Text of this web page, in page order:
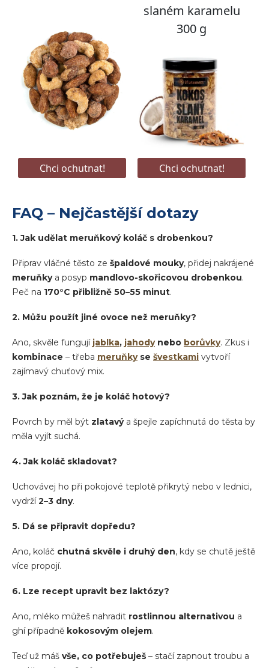
FAQ – Nejčastější dotazy
1. Jak udělat meruňkový koláč s drobenkou?
Připrav vláčné těsto ze špaldové mouky, přidej nakrájené
meruňkya posyp mandlovo-skořicovou drobenkou.
Peč na 170°C přibližně 50–55 minut.
2. Můžu použít jiné ovoce než meruňky?
Ano, skvěle fungují jablka, jahody nebo borůvky. Zkus i
kombinace – třeba meruňky se švestkami vytvoří
zajímavý chuťový mix.
3. Jak poznám, že je koláč hotový?
Povrch by měl být zlatavýa špejle zapíchnutá do těsta by
měla vyjít suchá.
4. Jak koláč skladovat?
Uchovávej ho při pokojové teplotě přikrytý nebo v lednici,
vydrží2–3 dny.
5. Dá se připravit dopředu?
Ano, koláč chutná skvěle i druhý den, kdy se chutě ještě
více propojí.
6. Lze recept upravit bez laktózy?
Ano, mléko můžeš nahradit rostlinnou alternativou a
ghí případně kokosovým olejem.
Teď už máš vše, co potřebuješ – stačí zapnout troubu a